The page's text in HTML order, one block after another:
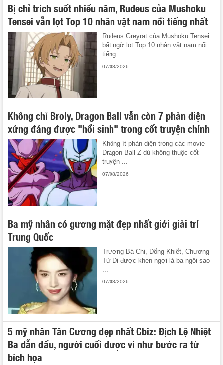
Bị chỉ trích suốt nhiều năm, Rudeus của Mushoku
Tensei vẫn lọt Top 10 nhân vật nam nổi tiếng nhất
Rudeus Greyrat của Mushoku Tensei
bất ngờ lọt Top 10 nhân vật nam nổi
tiếng ...
07/08/2026
Không chỉ Broly, Dragon Ball vẫn còn 7 phản diện
xứng đáng được "hồi sinh" trong cốt truyện chính
Không ít phản diện trong các movie
Dragon Ball Z dù không thuộc cốt
truyện ...
07/08/2026
Ba mỹ nhân có gương mặt đẹp nhất giới giải trí
Trung Quốc
Trương Bá Chi, Đổng Khiết, Chương
Tử Di được khen ngợi là ba ngôi sao
07/08/2026
5 mỹ nhân Tân Cương đẹp nhất Cbiz: Địch Lệ Nhiệt
Ba dẫn đầu, người cuối được ví như bước ra từ
bích họa